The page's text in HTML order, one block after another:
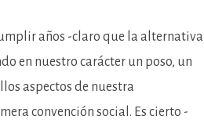
años -claro que la alternativa
en nuestro carácter un poso, un
aspectos de nuestra
convención social. Es cierto -